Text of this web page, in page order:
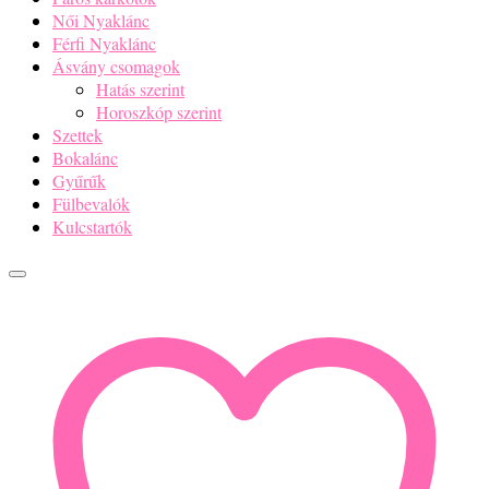
Női Nyaklánc
Férfi Nyaklánc
Ásvány csomagok
Hatás szerint
Horoszkóp szerint
Szettek
Bokalánc
Gyűrűk
Fülbevalók
Kulcstartók